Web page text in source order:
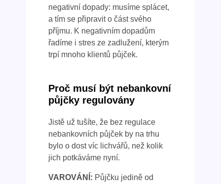
negativní dopady: musíme splácet,
a tím se připravit o část svého
příjmu. K negativním dopadům
řadíme i stres ze zadlužení, kterým
trpí mnoho klientů půjček.
Proč musí být nebankovní
půjčky regulovány
Jistě už tušíte, že bez regulace
nebankovních půjček by na trhu
bylo o dost víc lichvářů, než kolik
jich potkáváme nyní.
VAROVÁNÍ: Půjčku jedině od